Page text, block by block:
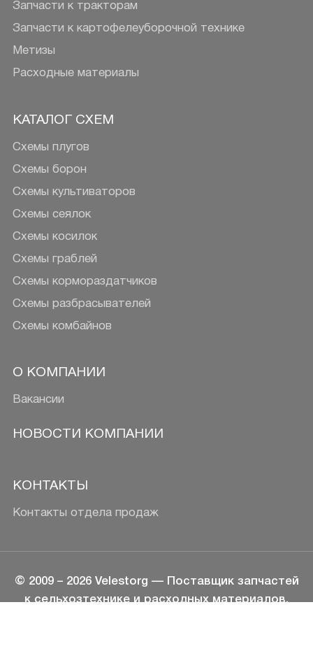
Запчасти к тракторам
Запчасти к картофелеуборочной технике
Метизы
Расходные материалы
КАТАЛОГ СХЕМ
Схемы плугов
Схемы борон
Схемы культиваторов
Схемы сеялок
Схемы косилок
Схемы граблей
Схемы кормораздатчиков
Схемы разбрасывателей
Схемы комбайнов
О КОМПАНИИ
Вакансии
НОВОСТИ КОМПАНИИ
КОНТАКТЫ
Контакты отдела продаж
© 2009 – 2026 Velestorg — Поставщик запчастей
к сельхозтехнике и расходных материалов.